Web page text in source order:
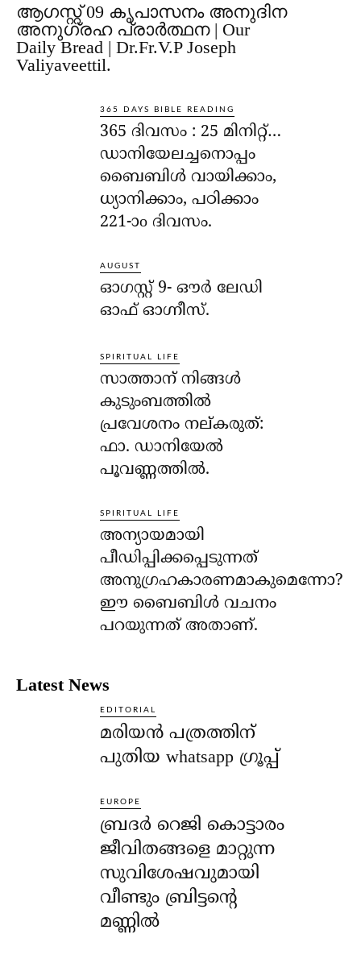
ആഗസ്റ്റ് 09 കൃപാസനം അനുദിന
അനുഗ്രഹ പ്രാർത്ഥന | Our
Daily Bread | Dr.Fr.V.P Joseph
Valiyaveettil.
365 DAYS BIBLE READING
365 ദിവസം : 25 മിനിറ്റ്…
ഡാനിയേലച്ചനൊപ്പം
ബൈബിൾ വായിക്കാം,
ധ്യാനിക്കാം, പഠിക്കാം
221-ാo ദിവസം.
AUGUST
ഓഗസ്റ്റ് 9- ഔര്‍ ലേഡി
ഓഫ് ഓഗ്നീസ്.
SPIRITUAL LIFE
സാത്താന് നിങ്ങള്‍
കുടുംബത്തില്‍
പ്രവേശനം നല്കരുത്:
ഫാ. ഡാനിയേല്‍
പൂവണ്ണത്തില്‍.
SPIRITUAL LIFE
അന്യായമായി
പീഡിപ്പിക്കപ്പെടുന്നത്
അനുഗ്രഹകാരണമാകുമെന്നോ?
ഈ ബൈബിള്‍ വചനം
പറയുന്നത് അതാണ്.
Latest News
EDITORIAL
മരിയൻ പത്രത്തിന്
പുതിയ whatsapp ഗ്രൂപ്പ്
EUROPE
ബ്രദർ റെജി കൊട്ടാരം
ജീവിതങ്ങളെ മാറ്റുന്ന
സുവിശേഷവുമായി
വീണ്ടും ബ്രിട്ടന്റെ
മണ്ണിൽ